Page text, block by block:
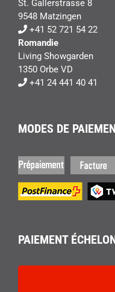
St. Gallerstrasse 8
9548 Matzingen
+41 52 721 54 22
Romandie
Living Showgarden
1350 Orbe VD
+41 24 441 40 41
MODES DE
PAIEMENT